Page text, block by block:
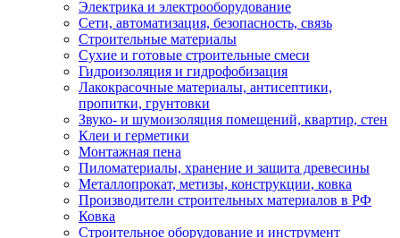
Электрика и электрооборудование
Сети, автоматизация, безопасность, связь
Строительные материалы
Сухие и готовые строительные смеси
Гидроизоляция и гидрофобизация
Лакокрасочные материалы, антисептики,
пропитки, грунтовки
Звуко- и шумоизоляция помещений, квартир, стен
Клеи и герметики
Монтажная пена
Пиломатериалы, хранение и защита древесины
Металлопрокат, метизы, конструкции, ковка
Производители строительных материалов в РФ
Ковка
Строительное оборудование и инструмент